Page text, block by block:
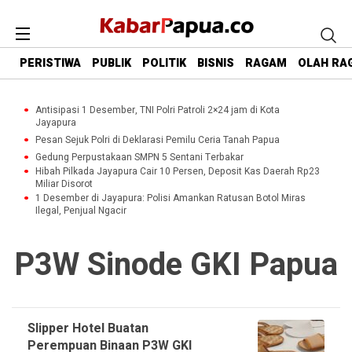
PERISTIWA PUBLIK POLITIK BISNIS RAGAM OLAH
Antisipasi 1 Desember, TNI Polri Patroli 2×24 jam di Kota
Jayapura
Pesan Sejuk Polri di Deklarasi Pemilu Ceria Tanah Papua
Gedung Perpustakaan SMPN 5 Sentani Terbakar
Hibah Pilkada Jayapura Cair 10 Persen, Deposit Kas Daerah Rp23
Miliar Disorot
1 Desember di Jayapura: Polisi Amankan Ratusan Botol Miras
Ilegal, Penjual Ngacir
P3W Sinode GKI Papua
Slipper Hotel Buatan
Perempuan Binaan P3W GKI